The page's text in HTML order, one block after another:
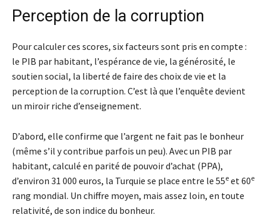
Perception de la corruption
Pour calculer ces scores, six facteurs sont pris en compte :
le PIB par habitant, l’espérance de vie, la générosité, le
soutien social, la liberté de faire des choix de vie et la
perception de la corruption. C’est là que l’enquête devient
un miroir riche d’enseignement.
D’abord, elle confirme que l’argent ne fait pas le bonheur
(même s’il y contribue parfois un peu). Avec un PIB par
habitant, calculé en parité de pouvoir d’achat (PPA),
d’environ 31 000 euros, la Turquie se place entre le 55e et 60e
rang mondial. Un chiffre moyen, mais assez loin, en toute
relativité, de son indice du bonheur.